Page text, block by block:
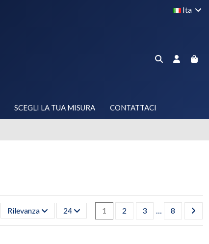
Ita
SCEGLI LA TUA MISURA CONTATTACI
Rilevanza 24 1 2 3 … 8